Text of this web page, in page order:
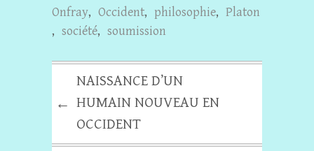
Onfray, Occident, philosophie, Platon
, société, soumission
←
NAISSANCE D’UN
HUMAIN NOUVEAU EN
OCCIDENT